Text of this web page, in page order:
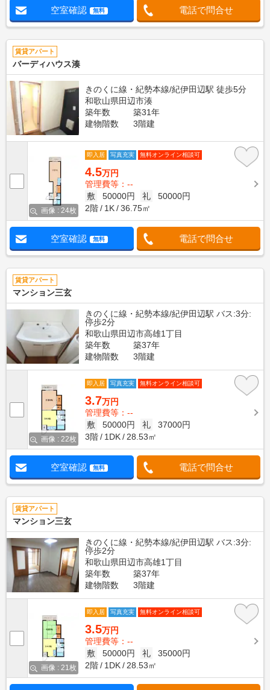
空室確認 無料 電話で問合せ
賃貸アパート
バーディハウス湊
きのくに線・紀勢本線/紀伊田辺駅 徒歩5分
和歌山県田辺市湊
築年数
築31年
建物階数
3階建
画像 : 24枚
即入居 写真充実 無料オンライン相談可
4.5万円
管理費等：--
敷
50000円 礼
50000円
2階
1K 36.75㎡
空室確認 無料 電話で問合せ
賃貸アパート
マンション三玄
きのくに線・紀勢本線/紀伊田辺駅 バス:3分:
停歩2分
和歌山県田辺市高雄1丁目
築年数
築37年
建物階数
3階建
画像 : 22枚
即入居 写真充実 無料オンライン相談可
3.7万円
管理費等：--
敷
50000円 礼
37000円
3階
1DK 28.53㎡
空室確認 無料 電話で問合せ
賃貸アパート
マンション三玄
きのくに線・紀勢本線/紀伊田辺駅 バス:3分:
停歩2分
和歌山県田辺市高雄1丁目
築年数
築37年
建物階数
3階建
画像 : 21枚
即入居 写真充実 無料オンライン相談可
3.5万円
管理費等：--
敷
50000円 礼
35000円
2階
1DK 28.53㎡